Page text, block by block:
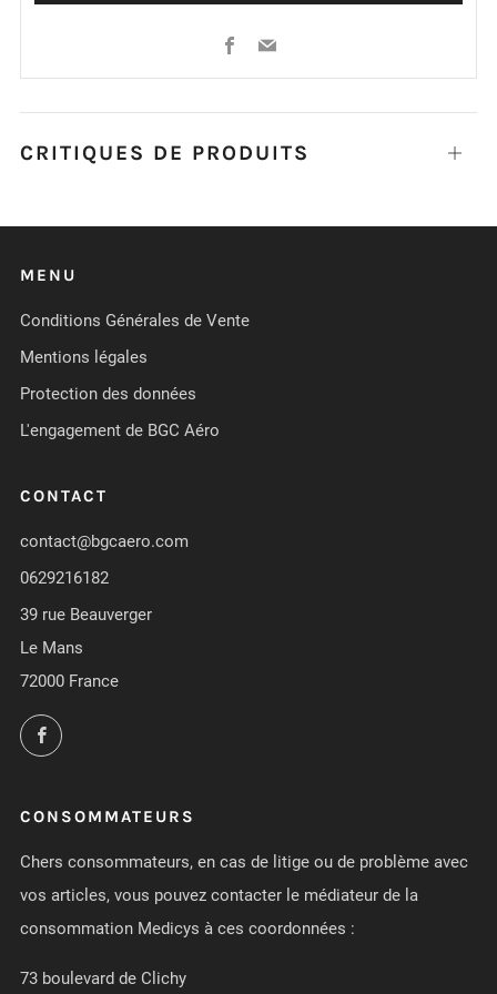
Facebook
Email
CRITIQUES DE PRODUITS Ouvrir
MENU
Conditions Générales de Vente
Mentions légales
Protection des données
L'engagement de BGC Aéro
CONTACT
contact@bgcaero.com
0629216182
39 rue Beauverger
Le Mans
72000 France
Facebook
CONSOMMATEURS
Chers consommateurs, en cas de litige ou de problème avec
vos articles, vous pouvez contacter le médiateur de la
consommation Medicys à ces coordonnées :
73 boulevard de Clichy